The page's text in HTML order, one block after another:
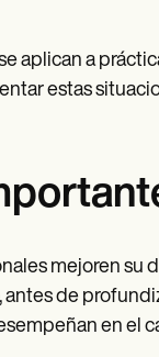
aplican a
estas
mejoren
antes de
en el